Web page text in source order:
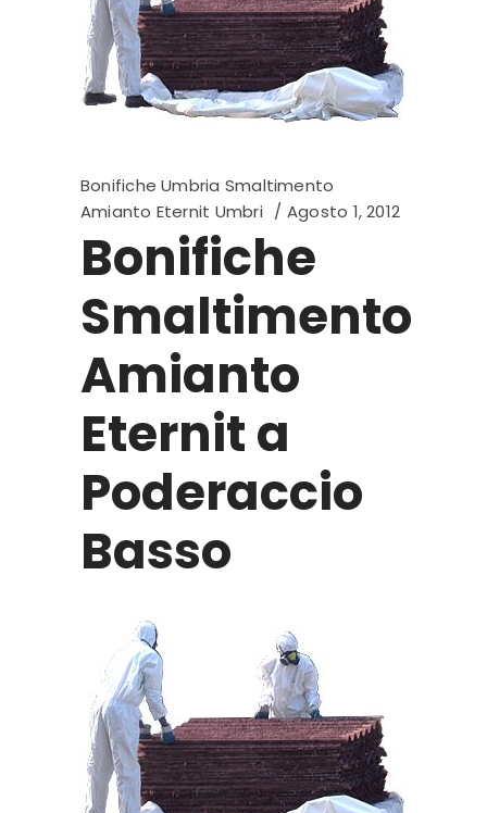
Bonifiche Umbria Smaltimento
Amianto Eternit Umbri
Agosto 1, 2012
Bonifiche
Smaltimento
Amianto
Eternit a
Poderaccio
Basso